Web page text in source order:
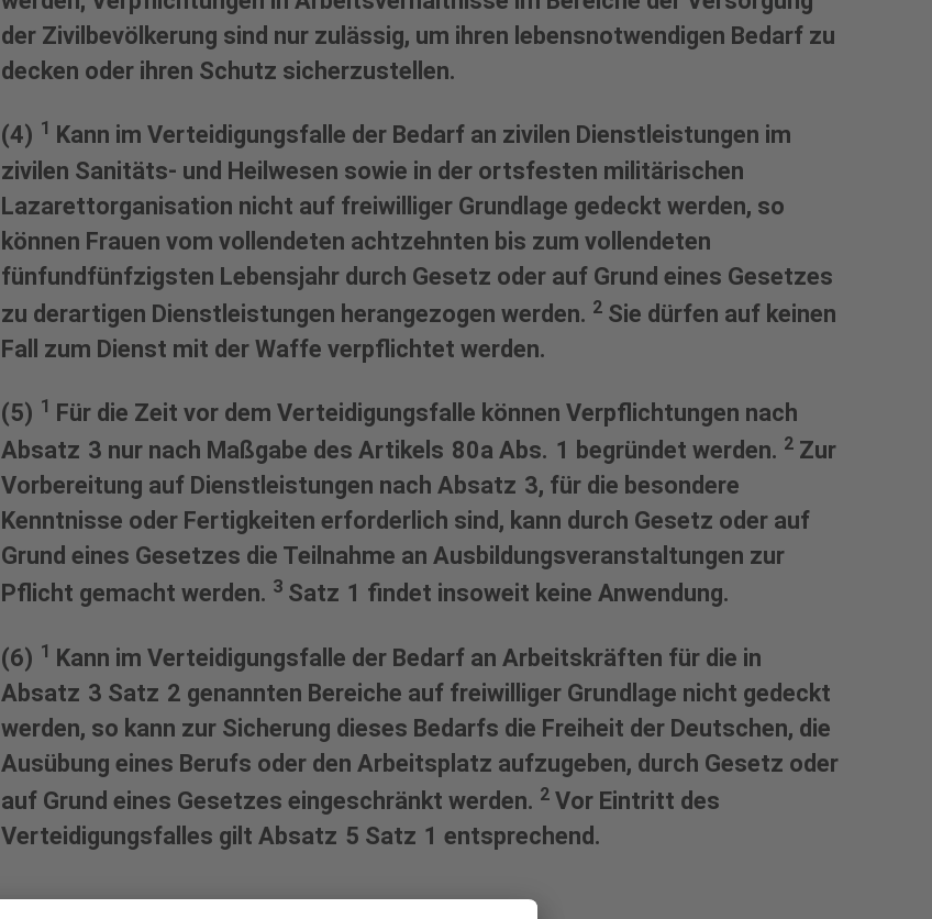
der Zivilbevölkerung sind nur zulässig, um ihren lebensnotwendigen Bedarf zu
decken oder ihren Schutz sicherzustellen.
(4) 1
Kann im Verteidigungsfalle der Bedarf an zivilen Dienstleistungen im
zivilen Sanitäts- und Heilwesen sowie in der ortsfesten militärischen
Lazarettorganisation nicht auf freiwilliger Grundlage gedeckt werden, so
können Frauen vom vollendeten achtzehnten bis zum vollendeten
fünfundfünfzigsten Lebensjahr durch Gesetz oder auf Grund eines Gesetzes
zu derartigen Dienstleistungen herangezogen werden. 2Sie dürfen auf keinen
Fall zum Dienst mit der Waffe verpflichtet werden.
(5) 1 Für die Zeit vor dem Verteidigungsfalle können Verpflichtungen nach
Absatz 3 nur nach Maßgabe des Artikels 80a Abs. 1 begründet werden. 2Zur
Vorbereitung auf Dienstleistungen nach Absatz 3, für die besondere
Kenntnisse oder Fertigkeiten erforderlich sind, kann durch Gesetz oder auf
Grund eines Gesetzes die Teilnahme an Ausbildungsveranstaltungen zur
Pflicht gemacht werden. 3Satz 1 findet insoweit keine Anwendung.
(6) 1 Kann im Verteidigungsfalle der Bedarf an Arbeitskräften für die in
Absatz 3 Satz 2 genannten Bereiche auf freiwilliger Grundlage nicht gedeckt
werden, so kann zur Sicherung dieses Bedarfs die Freiheit der Deutschen, die
Ausübung eines Berufs oder den Arbeitsplatz aufzugeben, durch Gesetz oder
auf Grund eines Gesetzes eingeschränkt werden. 2Vor Eintritt des
Verteidigungsfalles gilt Absatz 5 Satz 1 entsprechend.